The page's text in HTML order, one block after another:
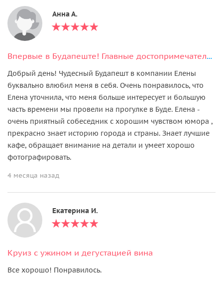
Анна А.
Впервые в Будапеште! Главные достопримечательности столицы
Добрый день! Чудесный Будапешт в компании Елены
буквально влюбил меня в себя. Очень понравилось, что
Елена уточнила, что меня больше интересует и большую
часть времени мы провели на прогулке в Буде. Елена -
очень приятный собеседник с хорошим чувством юмора ,
прекрасно знает историю города и страны. Знает лучшие
кафе, обращает внимание на детали и умеет хорошо
фотографировать.
4 месяца назад
Екатерина И.
Круиз с ужином и дегустацией вина
Все хорошо! Понравилось.